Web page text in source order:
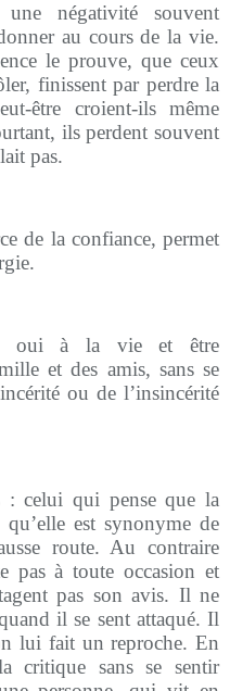
négativité souvent
au cours de la vie.
le prouve, que ceux
finissent par perdre la
être croient-ils même
ils perdent souvent
pas.
de la confiance, permet
oui à la vie et être
et des amis, sans se
ou de l’insincérité
: celui qui pense que la
est synonyme de
route. Au contraire
pas à toute occasion et
pas son avis. Il ne
il se sent attaqué. Il
lui fait un reproche. En
critique sans se sentir